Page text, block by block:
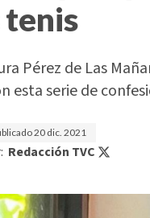
tenis
Pérez de Las
esta serie de
20 dic. 2021
Redacción TVC